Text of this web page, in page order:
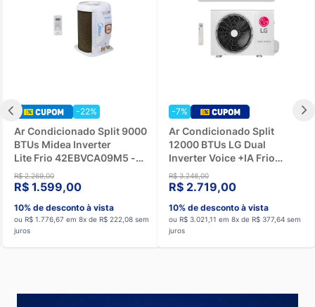
-22%
Ar Condicionado Split 9000
BTUs Midea Inverter
Lite Frio 42EBVCA09M5 -
220V
R$ 2.269,00
R$ 1.599,00
10% de desconto à vista
ou R$ 1.776,67 em 8x de R$ 222,08 sem
juros
-7%
Ar Condicionado Split
12000 BTUs LG Dual
Inverter Voice +IA Frio
S3NQ12JA31L.EB2GAM1 -
220V
R$ 3.248,00
R$ 2.719,00
10% de desconto à vista
ou R$ 3.021,11 em 8x de R$ 377,64 sem
juros